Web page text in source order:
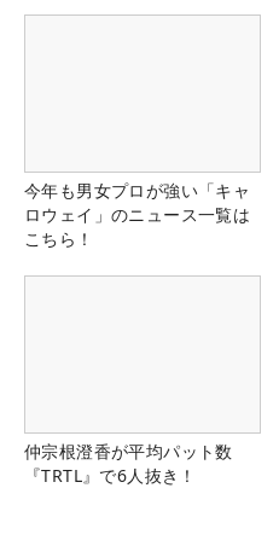
今年も男女プロが強い「キャ
ロウェイ」のニュース一覧は
こちら！
仲宗根澄香が平均パット数
『TRTL』で6人抜き！